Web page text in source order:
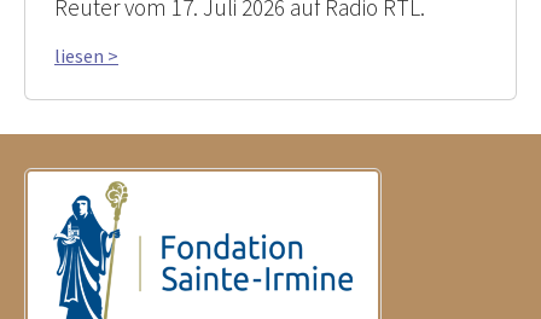
Reuter vom 17. Juli 2026 auf Radio RTL.
liesen >